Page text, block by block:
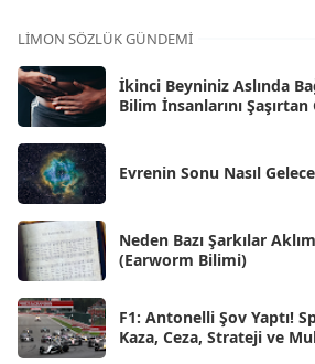
Kas 2025
Eki 2025
Eyl 2025 [56]
Ağu 2025
Tem 2025
Haz 2025
May 2025 [54]
Nis 2025 [56]
Mar 2025
LIMON SÖZLÜK GÜNDEMI
İkinci Beyniniz Aslında
Bilim İnsanlarını
Evrenin Sonu Nasıl
Neden Bazı Şarkılar
(Earworm Bilimi)
F1: Antonelli Şov Yaptı!
Kaza, Ceza, Strateji ve